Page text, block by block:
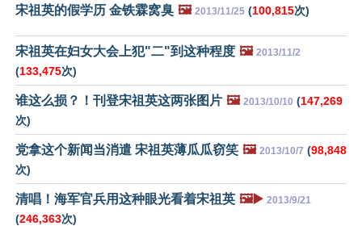
宋祖英的假学历 金铁霖窝臭 🖼️ 2013/11/25 (100,815次)
宋祖英在妇女大会上犯"二"到这种程度 🖼️ 2013/11/2
(133,475次)
谁这么损？！刊登宋祖英这两张图片 🖼️ 2013/10/10 (147,269
次)
党拿这个新闻当消遣 宋祖英薄瓜瓜窃笑 🖼️ 2013/10/7 (98,848
次)
清唱！海军官兵用这种眼光看着宋祖英 🖼️▶️ 2013/9/21
(246,363次)